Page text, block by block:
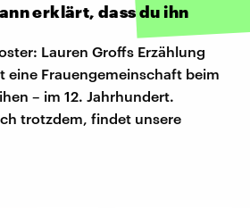
erklärt, dass du ihn
Lauren Groffs Erzählung
eine Frauengemeinschaft beim
– im 12. Jahrhundert.
trotzdem, findet unsere